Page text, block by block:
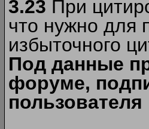
3.23 При
что нужно для
избыточного
Под данные
форуме,
пользователя